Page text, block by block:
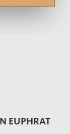
EUPHRAT